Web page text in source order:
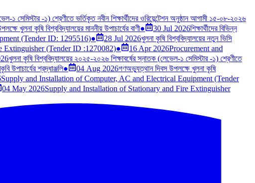
১ সেমিস্টার -১) শ্রেণীতে ভর্তিকৃত নবীন শিক্ষার্থীদের ওরিয়েন্টেশন অনুষ্ঠান আগামী ১৫-০৮-২০২৬
খুলনা কৃষি বিশ্ববিদ্যালয়ের মাননীয় উপাচার্যের বাণী● 30 Jul 2026শিক্ষার্থীদের বিভিন্ন
(Tender ID: 1295516)● 28 Jul 2026খুলনা কৃষি বিশ্ববিদ্যালয়ের নতুন ভিসি
Extinguisher (Tender ID :1270082)● 16 Apr 2026Procurement and
খুলনা কৃষি বিশ্ববিদ্যালয়ের ২০২৫-২০২৬ শিক্ষাবর্ষের স্নাতক (লেভেল-১ সেমিস্টার -১) শ্রেণীতে
উপাচার্যের শ্রদ্ধাঞ্জলি● 04 Aug 2026গণঅভ্যুত্থান দিবস উপলক্ষে খুলনা কৃষি
Supply and Installation of Computer, AC and Electrical Equipment (Tender
04 May 2026Supply and Installation of Stationary and Fire Extinguisher